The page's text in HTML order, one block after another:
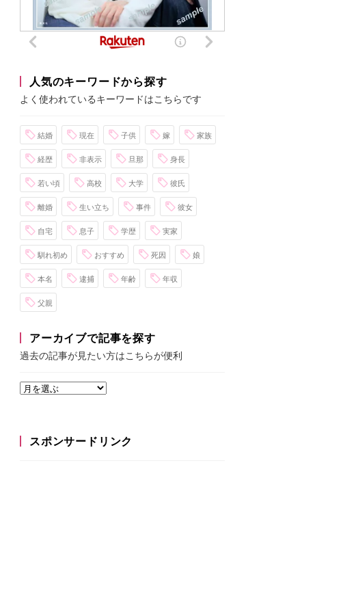
人気のキーワードから探す
よく使われているキーワードはこちらです
結婚 現在 子供 嫁 家族
経歴 非表示 旦那 身長
若い頃 高校 大学 彼氏
離婚 生い立ち 事件 彼女
自宅 息子 学歴 実家
馴れ初め おすすめ 死因 娘
本名 逮捕 年齢 年収
父親
アーカイブで記事を探す
過去の記事が見たい方はこちらが便利
スポンサードリンク